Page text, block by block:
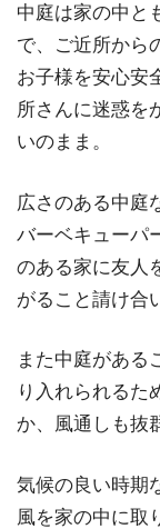
中庭は家の中と
で、ご近所から
お子様を安心安
所さんに迷惑を
いのまま。
広さのある中庭
バーベキューパ
のある家に友人
がること請け合
また中庭がある
り入れられるた
か、風通しも抜
気候の良い時期
風を家の中に取